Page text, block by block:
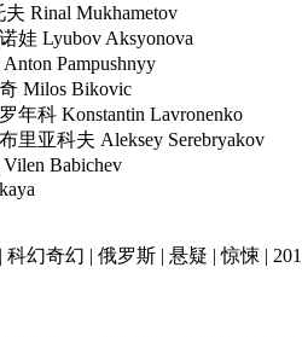
Mukhametov
Aksyonova
Pampushnyy
Bikovic
Lavronenko
夫 Aleksey Serebryakov
Babichev
奇幻 | 俄罗斯 | 悬疑 | 惊悚 |